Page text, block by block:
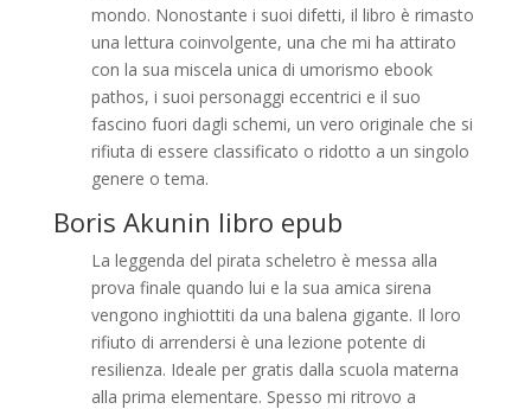
mondo. Nonostante i suoi difetti, il libro è rimasto
una lettura coinvolgente, una che mi ha attirato
con la sua miscela unica di umorismo ebook
pathos, i suoi personaggi eccentrici e il suo
fascino fuori dagli schemi, un vero originale che si
rifiuta di essere classificato o ridotto a un singolo
genere o tema.
Boris Akunin libro epub
La leggenda del pirata scheletro è messa alla
prova finale quando lui e la sua amica sirena
vengono inghiottiti da una balena gigante. Il loro
rifiuto di arrendersi è una lezione potente di
resilienza. Ideale per gratis dalla scuola materna
alla prima elementare. Spesso mi ritrovo a